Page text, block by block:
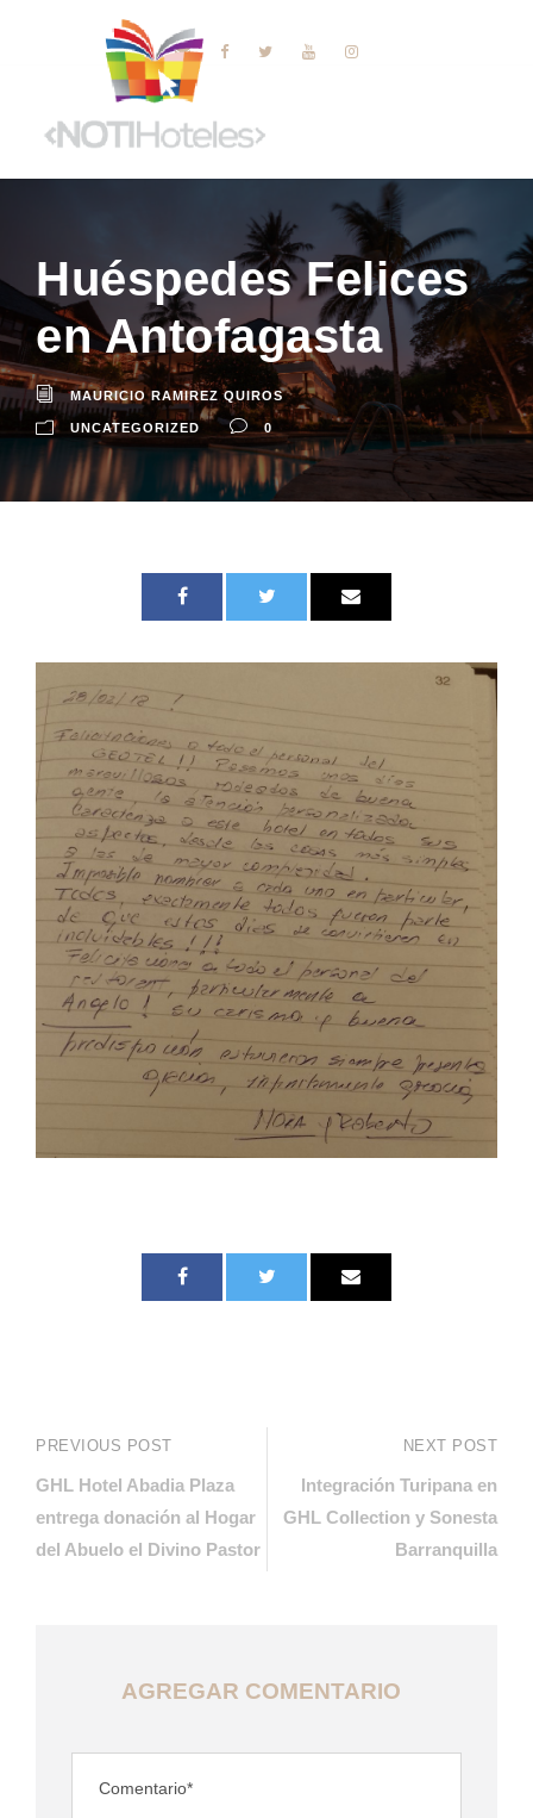
Huéspedes Felices
en Antofagasta
MAURICIO RAMIREZ QUIROS
UNCATEGORIZED 0
PREVIOUS POST
GHL Hotel Abadia Plaza
entrega donación al Hogar
del Abuelo el Divino Pastor
NEXT POST
Integración Turipana en
GHL Collection y Sonesta
Barranquilla
AGREGAR COMENTARIO